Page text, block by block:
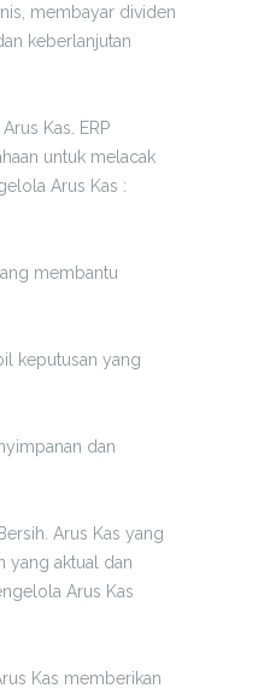
membayar dividen
keberlanjutan
Kas. ERP
untuk melacak
Arus Kas :
membantu
keputusan yang
dan
Arus Kas yang
yang aktual dan
Arus Kas
Kas memberikan